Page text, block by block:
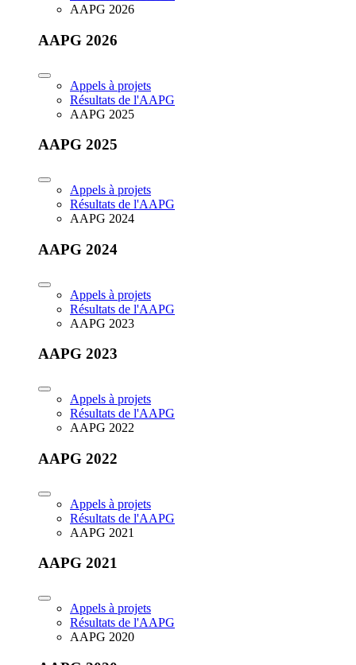
AAPG 2026
AAPG 2026
Appels à projets
Résultats de l'AAPG
AAPG 2025
AAPG 2025
Appels à projets
Résultats de l'AAPG
AAPG 2024
AAPG 2024
Appels à projets
Résultats de l'AAPG
AAPG 2023
AAPG 2023
Appels à projets
Résultats de l'AAPG
AAPG 2022
AAPG 2022
Appels à projets
Résultats de l'AAPG
AAPG 2021
AAPG 2021
Appels à projets
Résultats de l'AAPG
AAPG 2020